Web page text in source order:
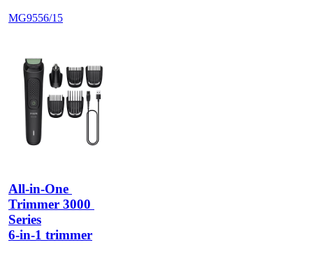
MG9556/15
All-in-One
Trimmer 3000
Series
6-in-1 trimmer